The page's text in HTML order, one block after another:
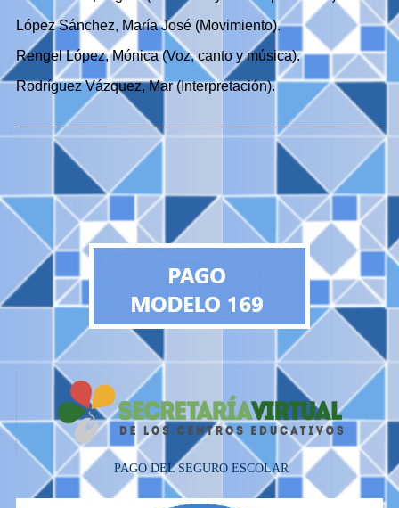
López Sánchez, María José (Movimiento).
Rengel López, Mónica (Voz, canto y música).
Rodríguez Vázquez, Mar (Interpretación).
PAGO DEL SEGURO ESCOLAR